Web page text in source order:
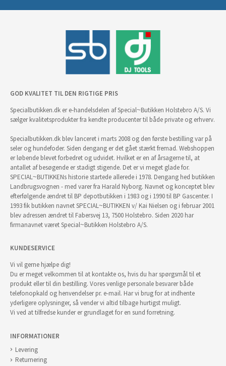
GOD KVALITET TIL DEN RIGTIGE PRIS
Specialbutikken.dk er e-handelsdelen af Special~Butikken Holstebro A/S. Vi
sælger kvalitetsprodukter fra kendte producenter til både private og erhverv.
Specialbutikken.dk blev lanceret i marts 2008 og den første bestilling var på
seler og hundefoder. Siden dengang er det gået stærkt fremad. Webshoppen
er løbende blevet forbedret og udvidet. Hvilket er en af årsagerne til, at
antallet af besøgende er stadigt stigende. Det er vi meget glade for.
SPECIAL~BUTIKKENs historie startede allerede i 1978. Dengang hed butikken
Landbrugsvognen - med varer fra Harald Nyborg. Navnet og konceptet blev
efterfølgende ændret til BP depotbutikken i 1983 og i 1990 til BP Gascenter. I
1993 fik butikken navnet SPECIAL~BUTIKKEN v/ Kai Nielsen og i februar 2001
blev adressen ændret til Fabersvej 13, 7500 Holstebro. Siden 2020 har
firmanavnet været Special~Butikken Holstebro A/S.
KUNDESERVICE
Vi vil gerne hjælpe dig!
Du er meget velkommen til at kontakte os, hvis du har spørgsmål til et
produkt eller til din bestilling. Vores venlige personale besvarer både
telefonopkald og henvendelser pr. e-mail. Har vi brug for at indhente
yderligere oplysninger, så vender vi altid tilbage hurtigst muligt.
Vi ved at tilfredse kunder er grundlaget for en sund forretning.
INFORMATIONER
Levering
Returnering